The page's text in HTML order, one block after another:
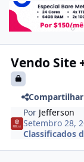
Vendo Site
Compartilhar
Por Jefferson
Setembro 28,
Classificados